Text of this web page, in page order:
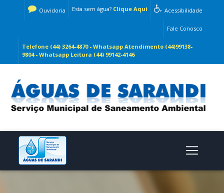
Acessibilidade
Esta sem água? Clique Aqui
Ouvidoria
Fale Conosco
Telefone (44) 3264-4870 - Whatsapp Atendimento (44)99138-
9804 - Whatsapp Leitura (44) 99142-4146